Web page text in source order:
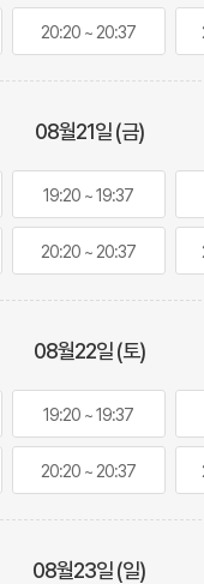
20:20 ~ 20:37
08월21일 (금)
19:20 ~ 19:37
20:20 ~ 20:37
08월22일 (토)
19:20 ~ 19:37
20:20 ~ 20:37
08월23일 (일)